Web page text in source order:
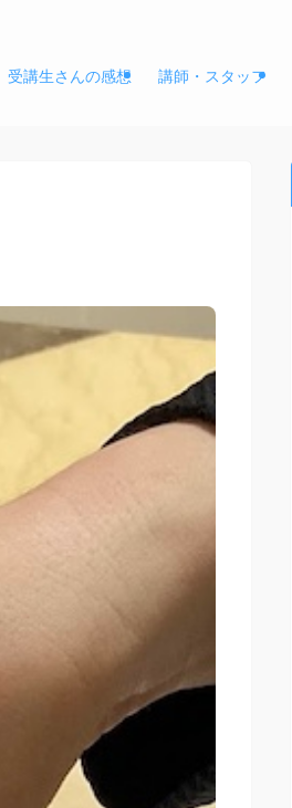
受講生さんの感想 講師・スタッフ